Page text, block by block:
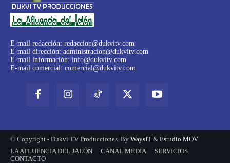
E-mail redacción: redaccion@dukvitv.com
E-mail dirección: administracion@dukvitv.com
E-mail información: info@dukvitv.com
E-mail comercial: comercial@dukvitv.com
© Copyright - Dukvi TV Producciones. By WaysIT & Estudio MOV
LA AFLUENCIA DEL JALÓN
CANAL MEDIA
SERVICIOS
CONTACTO